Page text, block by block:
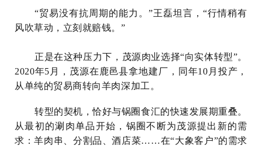
“贸易没有抗周期的能力。”王磊坦言，“行情稍有
风吹草动，立刻就赔钱。”
正是在这种压力下，茂源肉业选择“向实体转型”。
2020年5月，茂源在鹿邑县拿地建厂，同年10月投产，
从单纯的贸易商转向羊肉深加工。
转型的契机，恰好与锅圈食汇的快速发展期重叠。
从最初的涮肉单品开始，锅圈不断为茂源提出新的需
求：羊肉串、分割品、酒店菜……在“大象客户”的需求